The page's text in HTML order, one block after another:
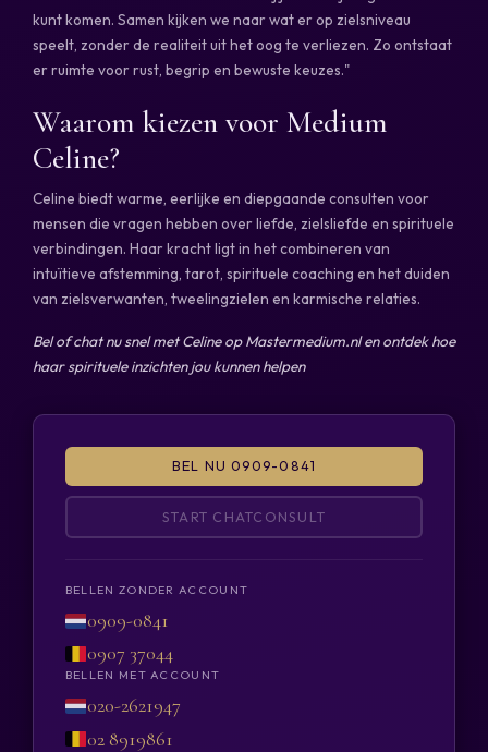
kunt komen. Samen kijken we naar wat er op zielsniveau
speelt, zonder de realiteit uit het oog te verliezen. Zo ontstaat
er ruimte voor rust, begrip en bewuste keuzes."
Waarom kiezen voor Medium
Celine?
Celine biedt warme, eerlijke en diepgaande consulten voor
mensen die vragen hebben over liefde, zielsliefde en spirituele
verbindingen. Haar kracht ligt in het combineren van
intuïtieve afstemming, tarot, spirituele coaching en het duiden
van zielsverwanten, tweelingzielen en karmische relaties.
Bel of chat nu snel met Celine op Mastermedium.nl en ontdek hoe
haar spirituele inzichten jou kunnen helpen
BEL NU 0909-0841
START CHATCONSULT
BELLEN ZONDER ACCOUNT
0909-0841
0907 37044
BELLEN MET ACCOUNT
020-2621947
02 8919861